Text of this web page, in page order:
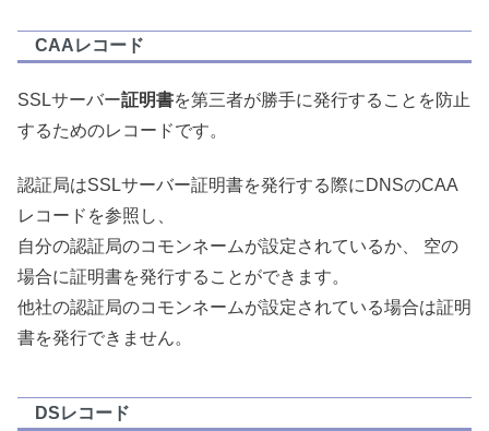
CAAレコード
SSLサーバー証明書を第三者が勝手に発行することを防止
するためのレコードです。
認証局はSSLサーバー証明書を発行する際にDNSのCAA
レコードを参照し、
自分の認証局のコモンネームが設定されているか、 空の
場合に証明書を発行することができます。
他社の認証局のコモンネームが設定されている場合は証明
書を発行できません。
DSレコード